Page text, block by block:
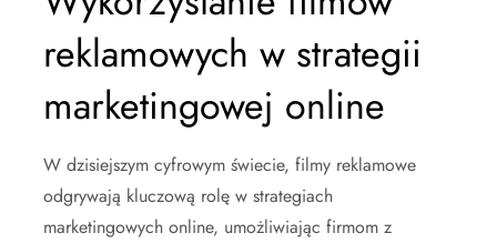
reklamowych w strategii
marketingowej online
W dzisiejszym cyfrowym świecie, filmy reklamowe
odgrywają kluczową rolę w strategiach
marketingowych online, umożliwiając firmom z